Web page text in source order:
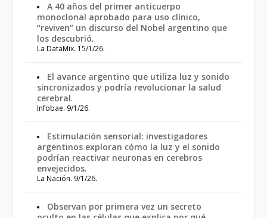
A 40 años del primer anticuerpo
monoclonal aprobado para uso clínico,
“reviven” un discurso del Nobel argentino que
los descubrió.
La DataMix. 15/1/26.
El avance argentino que utiliza luz y sonido
sincronizados y podría revolucionar la salud
cerebral.
Infobae. 9/1/26.
Estimulación sensorial: investigadores
argentinos exploran cómo la luz y el sonido
podrían reactivar neuronas en cerebros
envejecidos.
La Nación. 9/1/26.
Observan por primera vez un secreto